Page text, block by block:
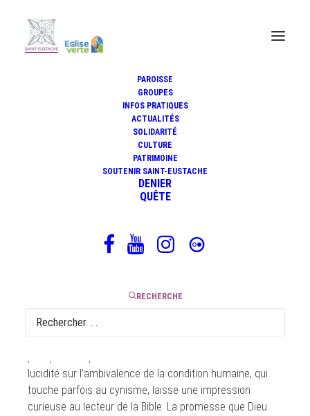
PAROISSE
GROUPES
INFOS PRATIQUES
ACTUALITÉS
SOLIDARITÉ
CULTURE
PATRIMOINE
SOUTENIR SAINT-EUSTACHE
DENIER
QUÊTE
RECHERCHE
Des Oratoriens méditent la
Bible. Luc Forestier
(27.09.2018)
devrait interdire tout commentaire à ce texte fulgurant,
lucidité sur l’ambivalence de la condition humaine, qui
touche parfois au cynisme, laisse une impression
curieuse au lecteur de la Bible. La promesse que Dieu